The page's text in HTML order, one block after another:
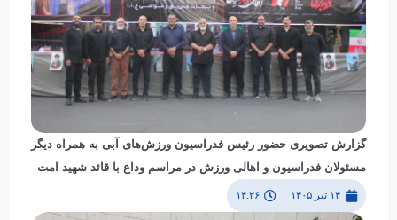
گزارش تصویری حضور رئیس فدراسیون ورزش‌های آبی به همراه دیگر
مسئولان فدراسیون و اهالی ورزش در مراسم وداع با قائد شهید امت
۱۴ تیر ۱۴۰۵ ۱۴:۲۶